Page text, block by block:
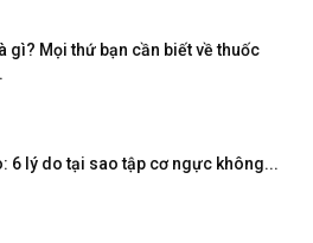
gì? Mọi thứ bạn cần biết về thuốc
6 lý do tại sao tập cơ ngực không...